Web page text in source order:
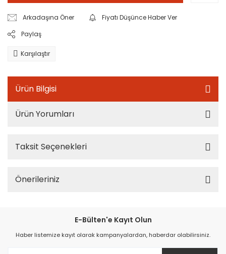
Arkadaşına Öner
Fiyatı Düşünce Haber Ver
Paylaş
Karşılaştır
Ürün Bilgisi
Ürün Yorumları
Taksit Seçenekleri
Önerileriniz
E-Bülten'e Kayıt Olun
Haber listemize kayıt olarak kampanyalardan, haberdar olabilirsiniz.